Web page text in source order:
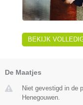
BEKIJK
De Maatjes
Niet gevestigd in de
Henegouwen.